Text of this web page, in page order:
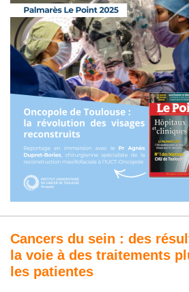
Cancers du sein : des
la voie à des traitements
les patientes